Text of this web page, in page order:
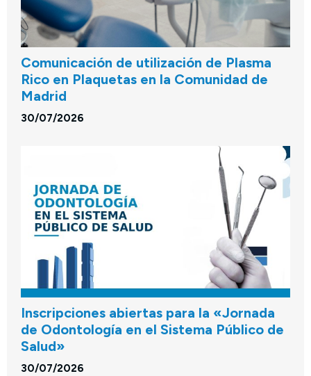
Comunicación de utilización de Plasma
Rico en Plaquetas en la Comunidad de
Madrid
30/07/2026
Inscripciones abiertas para la «Jornada
de Odontología en el Sistema Público de
Salud»
30/07/2026